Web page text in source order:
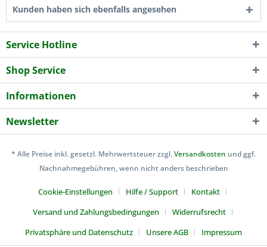
Kunden haben sich ebenfalls angesehen
Service Hotline
Shop Service
Informationen
Newsletter
* Alle Preise inkl. gesetzl. Mehrwertsteuer zzgl.Versandkosten und ggf.
Nachnahmegebühren, wenn nicht anders beschrieben
Cookie-Einstellungen Hilfe / Support
Kontakt
Versand und Zahlungsbedingungen
Widerrufsrecht
Privatsphäre und Datenschutz
Unsere AGB
Impressum